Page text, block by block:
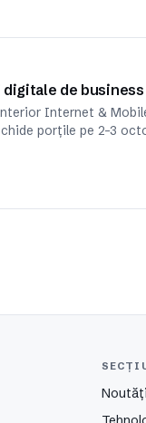
de
Internet &
porțile pe 2-3
Noutăți